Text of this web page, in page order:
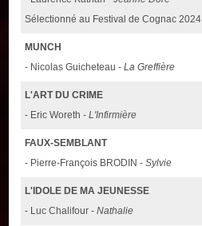
Sélectionné au Festival de Cognac 2024
MUNCH
- Nicolas Guicheteau -La Greffière
L'ART DU CRIME
- Eric Woreth -L'Infirmière
FAUX-SEMBLANT
- Pierre-François BRODIN -Sylvie
L'IDOLE DE MA JEUNESSE
- Luc Chalifour -Nathalie